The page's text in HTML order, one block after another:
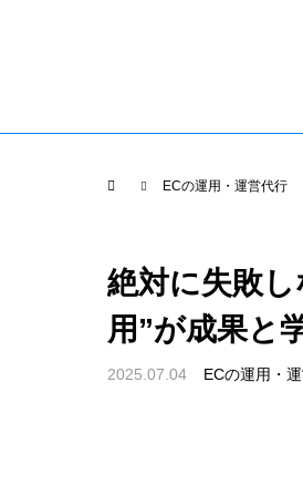
ECの運用・運営代行
絶対に失敗
用”が成果と
2025.07.04 ECの運用・